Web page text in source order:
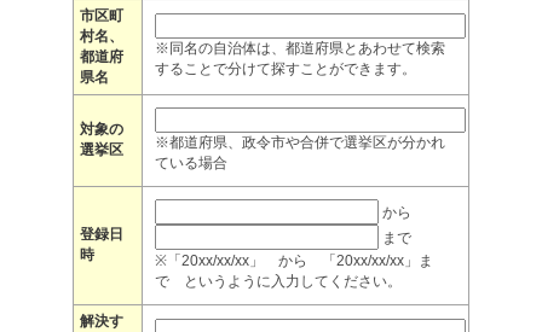
市区町
村名、
都道府
県名
※同名の自治体は、都道府県とあわせて検索
することで分けて探すことができます。
対象の
選挙区
※都道府県、政令市や合併で選挙区が分かれ
ている場合
登録日
時
から
まで
※「20xx/xx/xx」 から 「20xx/xx/xx」ま
で というように入力してください。
解決す